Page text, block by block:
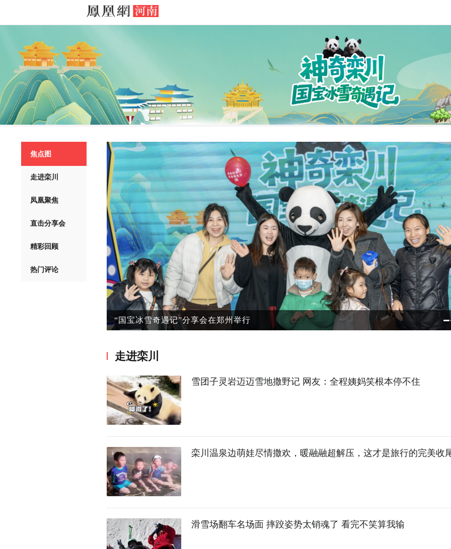
焦点图
走进栾川
凤凰聚焦
直击分享会
精彩回顾
热门评论
“神奇栾川·国宝冰雪奇遇记”奇遇多多
走进栾川
雪团子灵岩迈迈雪地撒野记 网友：全程姨妈笑根本停不住
栾川温泉边萌娃尽情撒欢，暖融融超解压，这才是旅行的完美收
滑雪场翻车名场面 摔跤姿势太销魂了 看完不笑算我输